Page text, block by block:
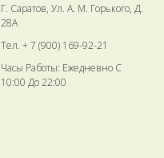
Г. Саратов, Ул. А. М. Горького, Д.
28А
Тел. + 7 (900) 169-92-21
Часы Работы: Ежедневно С
10:00 До 22:00